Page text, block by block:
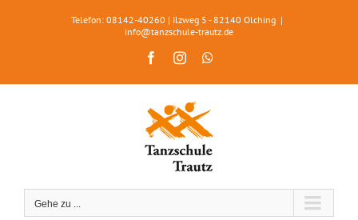
Telefon: 08142-40260 | Ilzweg 5 - 82140 Olching |
info@tanzschule-trautz.de
FacebookInstagram
Gehe zu ...